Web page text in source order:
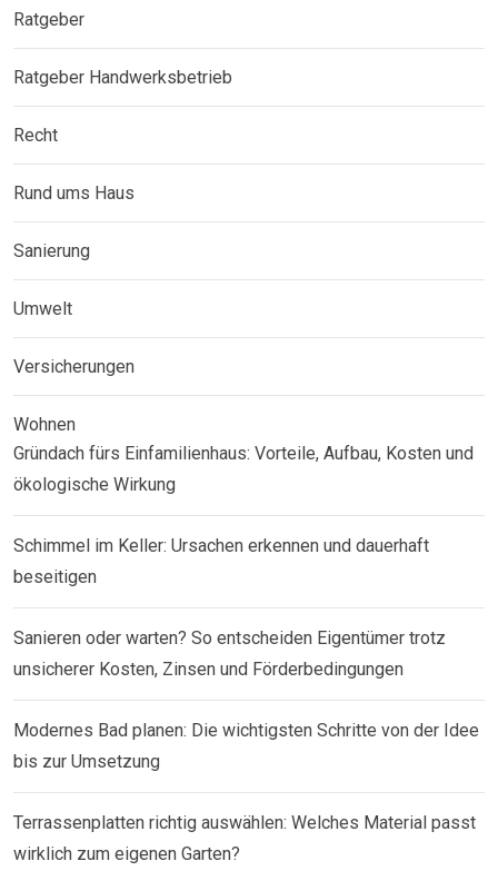
Ratgeber
Ratgeber Handwerksbetrieb
Recht
Rund ums Haus
Sanierung
Umwelt
Versicherungen
Wohnen
Gründach fürs Einfamilienhaus: Vorteile, Aufbau, Kosten und
ökologische Wirkung
Schimmel im Keller: Ursachen erkennen und dauerhaft
beseitigen
Sanieren oder warten? So entscheiden Eigentümer trotz
unsicherer Kosten, Zinsen und Förderbedingungen
Modernes Bad planen: Die wichtigsten Schritte von der Idee
bis zur Umsetzung
Terrassenplatten richtig auswählen: Welches Material passt
wirklich zum eigenen Garten?